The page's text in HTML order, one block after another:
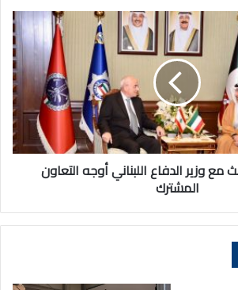
مع وزير الدفاع اللبناني أوجه التعاون
المشترك